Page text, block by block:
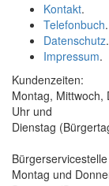
Kontakt.
Telefonbuch.
Datenschutz.
Impressum.
Kundenzeiten:
Montag, Mittwoch,
Uhr und
Dienstag
Montag und